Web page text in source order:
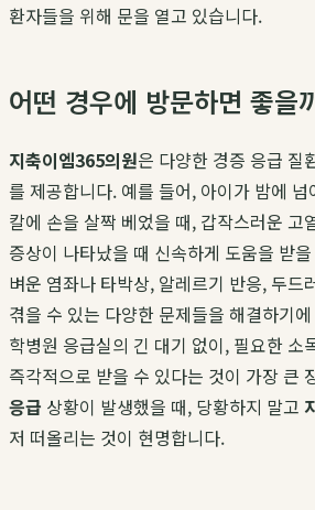
환자들을 위해 문을 열고 있습니다.
어떤 경우에 방문하면 좋을
지축이엠365의원은 다양한 경증 응급 질
를 제공합니다. 예를 들어, 아이가 밤에
칼에 손을 살짝 베었을 때, 갑작스러운 고
증상이 나타났을 때 신속하게 도움을 받
벼운 염좌나 타박상, 알레르기 반응, 두드
겪을 수 있는 다양한 문제들을 해결하기
학병원 응급실의 긴 대기 없이, 필요한 소
즉각적으로 받을 수 있다는 것이 가장 큰
응급 상황이 발생했을 때, 당황하지 말고
저 떠올리는 것이 현명합니다.